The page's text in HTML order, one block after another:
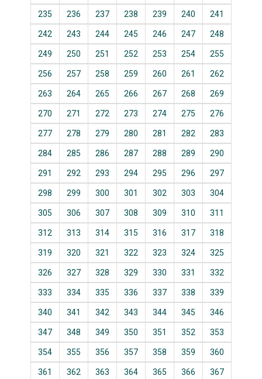
235 236 237 238 239 240 241
242 243 244 245 246 247 248
249 250 251 252 253 254 255
256 257 258 259 260 261 262
263 264 265 266 267 268 269
270 271 272 273 274 275 276
277 278 279 280 281 282 283
284 285 286 287 288 289 290
291 292 293 294 295 296 297
298 299 300 301 302 303 304
305 306 307 308 309 310 311
312 313 314 315 316 317 318
319 320 321 322 323 324 325
326 327 328 329 330 331 332
333 334 335 336 337 338 339
340 341 342 343 344 345 346
347 348 349 350 351 352 353
354 355 356 357 358 359 360
361 362 363 364 365 366 367